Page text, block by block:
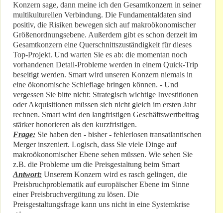
Konzern sage, dann meine ich den Gesamtkonzern in seiner
multikulturellen Verbindung. Die Fundamentaldaten sind
positiv, die Risiken bewegen sich auf makroökonomischer
Größenordnungsebene. Außerdem gibt es schon derzeit im
Gesamtkonzern eine Querschnittszuständigkeit für dieses
Top-Projekt. Und warten Sie es ab: die momentan noch
vorhandenen Detail-Probleme werden in einem Quick-Trip
beseitigt werden. Smart wird unseren Konzern niemals in
eine ökonomische Schieflage bringen können. - Und
vergessen Sie bitte nicht: Strategisch wichtige Investitionen
oder Akquisitionen müssen sich nicht gleich im ersten Jahr
rechnen. Smart wird den langfristigen Geschäftswertbeitrag
stärker honorieren als den kurzfristigen.
Frage: Sie haben den - bisher - fehlerlosen transatlantischen
Merger inszeniert. Logisch, dass Sie viele Dinge auf
makroökonomischer Ebene sehen müssen. Wie sehen Sie
z.B. die Probleme um die Preisgestaltung beim Smart
Antwort: Unserem Konzern wird es rasch gelingen, die
Preisbruchproblematik auf europäischer Ebene im Sinne
einer Preisbruchvergütung zu lösen. Die
Preisgestaltungsfrage kann uns nicht in eine Systemkrise